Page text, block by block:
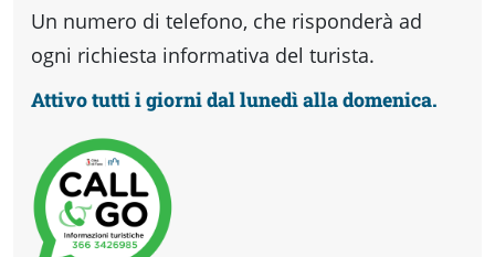
Un numero di telefono, che risponderà ad
ogni richiesta informativa del turista.
Attivo tutti i giorni dal lunedì alla domenica.